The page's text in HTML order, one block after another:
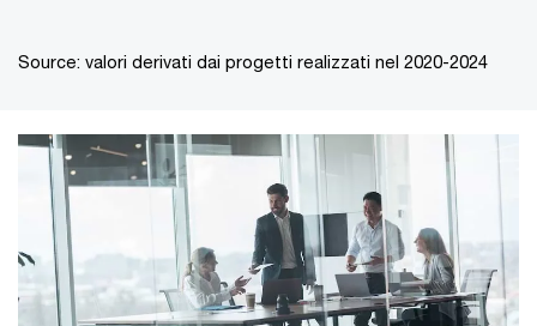
Source: valori derivati dai progetti realizzati nel 2020-2024